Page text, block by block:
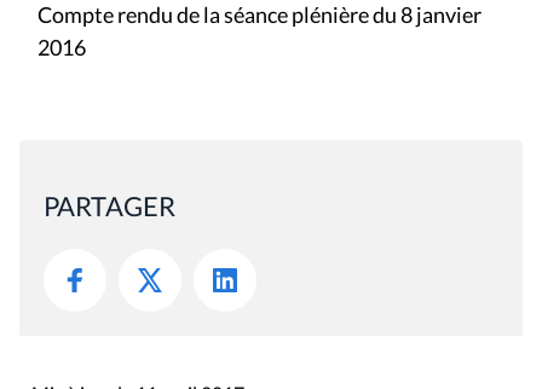
Compte rendu de la séance plénière du 8 janvier
2016
PARTAGER